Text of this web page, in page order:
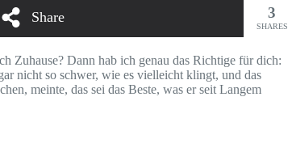
Share 3
SHARES
Zuhause? Dann hab ich genau das Richtige für dich:
nicht so schwer, wie es vielleicht klingt, und das
meinte, das sei das Beste, was er seit Langem